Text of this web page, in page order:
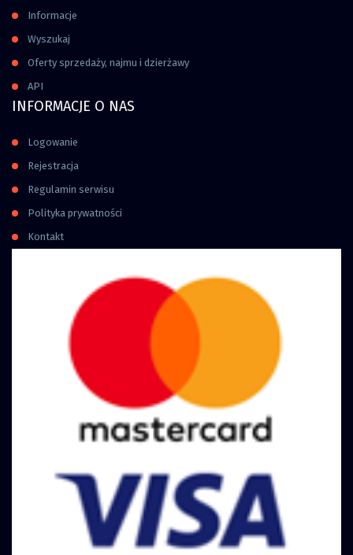
Informacje
Wyszukaj
Oferty sprzedaży, najmu i dzierżawy
API
INFORMACJE O NAS
Logowanie
Rejestracja
Regulamin serwisu
Polityka prywatności
Kontakt